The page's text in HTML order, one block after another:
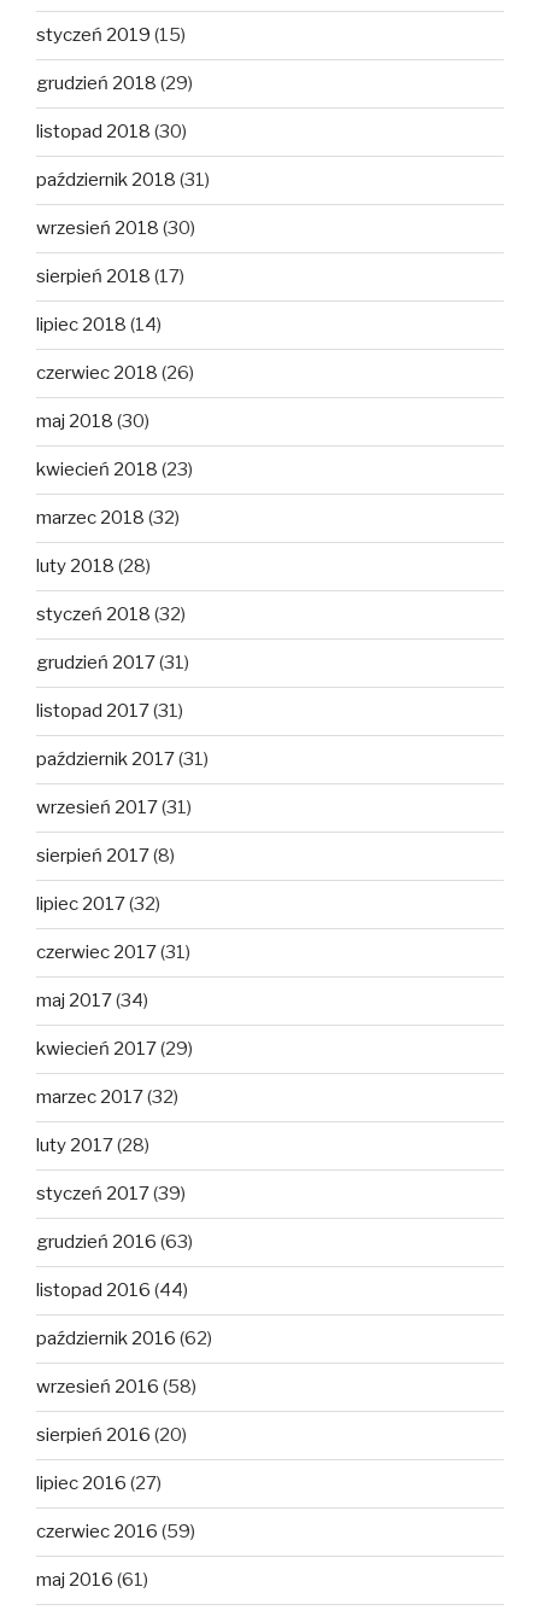
styczeń 2019 (15)
grudzień 2018 (29)
listopad 2018 (30)
październik 2018 (31)
wrzesień 2018 (30)
sierpień 2018 (17)
lipiec 2018 (14)
czerwiec 2018 (26)
maj 2018 (30)
kwiecień 2018 (23)
marzec 2018 (32)
luty 2018 (28)
styczeń 2018 (32)
grudzień 2017(31)
listopad 2017(31)
październik 2017(31)
wrzesień 2017(31)
sierpień 2017(8)
lipiec 2017(32)
czerwiec 2017(31)
maj 2017(34)
kwiecień 2017(29)
marzec 2017(32)
luty 2017(28)
styczeń 2017(39)
grudzień 2016 (63)
listopad 2016 (44)
październik 2016 (62)
wrzesień 2016 (58)
sierpień 2016 (20)
lipiec 2016 (27)
czerwiec 2016 (59)
maj 2016 (61)